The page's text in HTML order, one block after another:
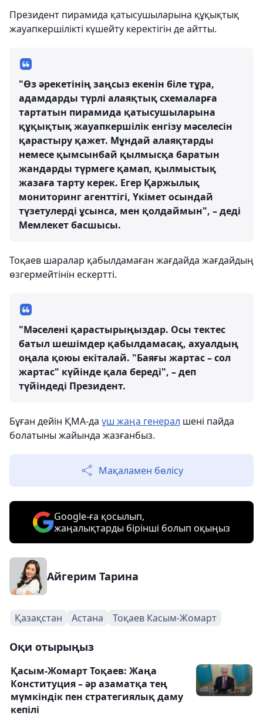
Президент пирамида қатысушыларына құқықтық
жауапкершілікті күшейту керектігін де айтты.
"Өз әрекетінің заңсыз екенін біле тұра,
адамдарды түрлі алаяқтық схемаларға
тартатын пирамида қатысушыларына
құқықтық жауапкершілік енгізу мәселесін
қарастыру қажет. Мұндай алаяқтарды
немесе қымсынбай қылмысқа баратын
жандарды түрмеге қамап, қылмыстық
жазаға тарту керек. Егер Қаржылық
мониторинг агенттігі, Үкімет осындай
түзетулерді ұсынса, мен қолдаймын", – деді
Мемлекет басшысы.
Тоқаев шаралар қабылдамаған жағдайда жағдайдың
өзгермейтінін ескертті.
"Мәселені қарастырыңыздар. Осы тектес
батыл шешімдер қабылдамасақ, ахуалдың
оңала қоюы екіталай. "Баяғы жартас – сол
жартас" күйінде қала береді", – деп
түйіндеді Президент.
Бұған дейін ҚМА-да үш жаңа генерал шені пайда
болатыны жайында жазғанбыз.
Мақаламен бөлісу
Google-ға қосылып,
жаңалықтарды бірінші болып оқыңыз
Айгерим Тарина
Қазақстан Астана Тоқаев Касым-Жомарт
Оқи отырыңыз
Қасым-Жомарт Тоқаев: Жаңа
Конституция – әр азаматқа тең
мүмкіндік пен стратегиялық даму
кепілі